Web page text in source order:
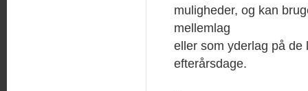
muligheder, og kan
mellemlag
eller som yderlag på de
efterårsdage.